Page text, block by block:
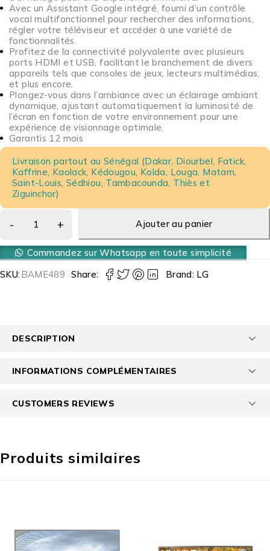
Avec un Assistant Google intégré, fourni d’un contrôle
vocal multifonctionnel pour rechercher des informations,
régler votre téléviseur et accéder à une variété de
fonctionnalités.
Profitez de la connectivité polyvalente avec plusieurs
ports HDMI et USB, facilitant le branchement de divers
appareils tels que consoles de jeux, lecteurs multimédias,
et plus encore.
Plongez-vous dans l’ambiance avec un éclairage ambiant
dynamique, ajustant automatiquement la luminosité de
l’écran en fonction de votre environnement pour une
expérience de visionnage optimale.
Garantis 12 mois
Livraison partout au Sénégal (Dakar, Diourbel, Fatick,
Kaffrine, Kaolack, Kédougou, Kolda, Louga, Matam,
Saint-Louis, Sédhiou, Tambacounda, Thiès et
Ziguinchor)
Ajouter au panier
Commandez sur Whatsapp en toute simplicité
SKU:BAME489 Share: Brand: LG
DESCRIPTION
INFORMATIONS COMPLÉMENTAIRES
CUSTOMERS REVIEWS
Produits similaires